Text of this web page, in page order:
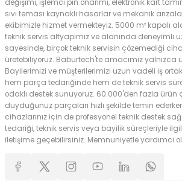
değişimi, işlemci pin onarımı, elektronik kart
sıvı teması kaynaklı hasarlar ve mekanik
ekibimizle hizmet vermekteyiz. 5000 m² kapalı
teknik servis altyapımız ve alanında deneyimli
sayesinde, birçok teknik servisin çözemediği
üretebiliyoruz. Baburtech'te amacımız
Bayilerimizi ve müşterilerimizi uzun vadeli iş
hem parça tedariğinde hem de teknik servis
odaklı destek sunuyoruz. 60.000'den fazla ürün
duyduğunuz parçaları hızlı şekilde temin
cihazlarınız için de profesyonel teknik destek
tedariği, teknik servis veya bayilik süreçleriyle
iletişime geçebilirsiniz. Memnuniyetle yardımcı